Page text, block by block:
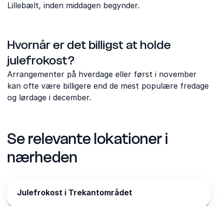
Lillebælt, inden middagen begynder.
Hvornår er det billigst at holde
julefrokost?
Arrangementer på hverdage eller først i november
kan ofte være billigere end de mest populære fredage
og lørdage i december.
Se relevante lokationer i
nærheden
Julefrokost i Trekantområdet